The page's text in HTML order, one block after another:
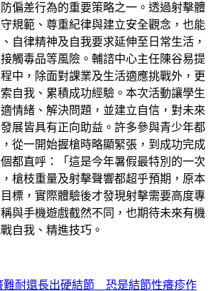
偏差行為的重要策略之一。透過射擊體
規範、尊重紀律與建立安全觀念，也能
自律精神及自我要求延伸至日常生活，
觸毒品等風險。輔諮中心主任陳谷易提
中，除面對課業及生活適應挑戰外，更
自我、累積成功經驗。本次活動讓學生
情緒、解決問題，並建立自信，對未來
展皆具有正向助益。許多參與青少年都
從一開始握槍時略顯緊張，到成功完成
都直呼：「這是今年暑假最特別的一次
槍枝重量及射擊聲響都超乎預期，原本
標，實際體驗後才發現射擊需要高度專
與手機遊戲截然不同，也期待未來有機
自我、精進技巧。
難耐還長出硬結節 恐是結節性癢疹作